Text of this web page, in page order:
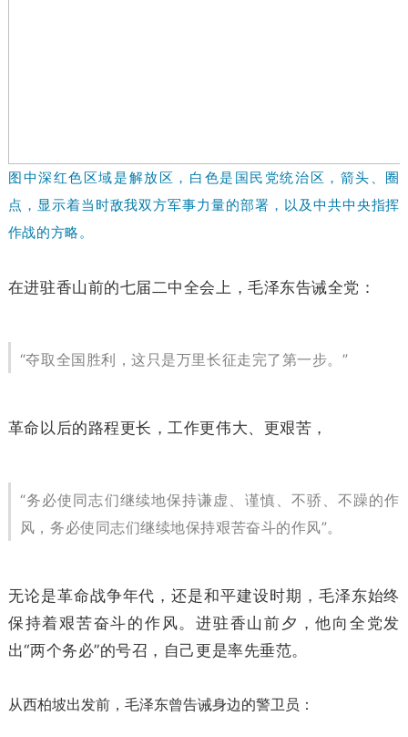
图中深红色区域是解放区，白色是国民党统治区，箭头、圈
点，显示着当时敌我双方军事力量的部署，以及中共中央指挥
作战的方略。
在进驻香山前的七届二中全会上，毛泽东告诫全党：
“夺取全国胜利，这只是万里长征走完了第一步。”
革命以后的路程更长，工作更伟大、更艰苦，
“务必使同志们继续地保持谦虚、谨慎、不骄、不躁的作
风，务必使同志们继续地保持艰苦奋斗的作风”。
无论是革命战争年代，还是和平建设时期，毛泽东始终
保持着艰苦奋斗的作风。进驻香山前夕，他向全党发
出“两个务必”的号召，自己更是率先垂范。
从西柏坡出发前，毛泽东曾告诫身边的警卫员：